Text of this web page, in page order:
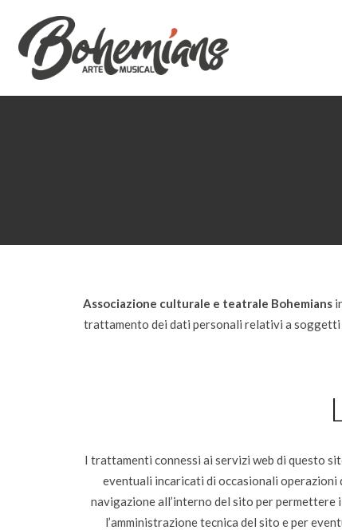
Associazione culturale e teatrale Bohemians
trattamento dei dati personali relativi a soggetti
I trattamenti connessi ai servizi web di questo
eventuali incaricati di occasionali
navigazione all’interno del sito per permettere
l’amministrazione tecnica del sito e per